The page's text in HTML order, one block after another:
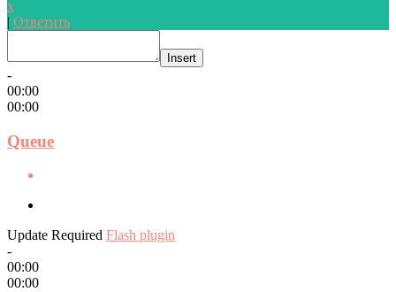
x
| Ответить
Insert
-
00:00
00:00
Queue
Update Required Flash plugin
-
00:00
00:00